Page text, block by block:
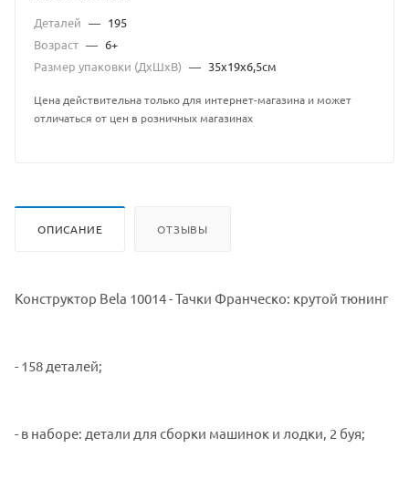
Деталей — 195
Возраст — 6+
Размер упаковки (ДхШхВ) — 35х19х6,5см
Цена действительна только для интернет-магазина и может
отличаться от цен в розничных магазинах
ОПИСАНИЕ ОТЗЫВЫ
Конструктор Bela 10014 - Тачки Франческо: крутой тюнинг
- 158 деталей;
- в наборе: детали для сборки машинок и лодки, 2 буя;